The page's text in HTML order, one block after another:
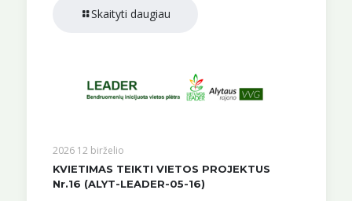
Skaityti daugiau
2026 12 birželio
KVIETIMAS TEIKTI VIETOS PROJEKTUS
Nr.16 (ALYT-LEADER-05-16)